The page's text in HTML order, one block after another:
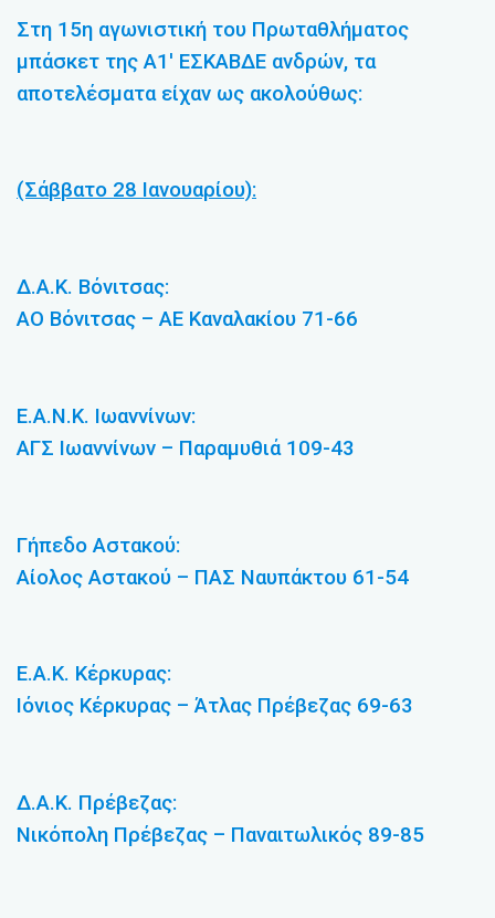
Στη 15η αγωνιστική του Πρωταθλήματος
μπάσκετ της Α1′ ΕΣΚΑΒΔΕ ανδρών, τα
αποτελέσματα είχαν ως ακολούθως:
(Σάββατο 28 Ιανουαρίου):
Δ.Α.Κ. Βόνιτσας:
ΑΟ Βόνιτσας – ΑΕ Καναλακίου 71-66
Ε.Α.Ν.Κ. Ιωαννίνων:
ΑΓΣ Ιωαννίνων – Παραμυθιά 109-43
Γήπεδο Αστακού:
Αίολος Αστακού – ΠΑΣ Ναυπάκτου 61-54
Ε.Α.Κ. Κέρκυρας:
Ιόνιος Κέρκυρας – Άτλας Πρέβεζας 69-63
Δ.Α.Κ. Πρέβεζας:
Νικόπολη Πρέβεζας – Παναιτωλικός 89-85